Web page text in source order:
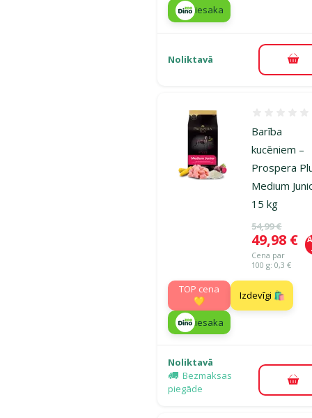
iesaka
Noliktavā
Barība
kucēniem –
Prospera
Medium
15 kg
Oriģinālā
54,99 €
Cena
49,98 €
Cena par
100 g: 0,3 €
TOP cena
💛
Izdevīgi 🛍️
iesaka
Noliktavā
Bezmaksas
piegāde